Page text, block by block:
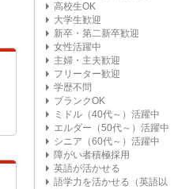
高校生OK
大学生歓迎
新卒・第二新卒歓迎
女性活躍中
主婦・主夫歓迎
フリーター歓迎
学歴不問
ブランクOK
ミドル（40代～）活躍中
エルダー（50代～）活躍中
シニア（60代～）活躍中
障がい者積極採用
英語が活かせる
語学力を活かせる（英語以